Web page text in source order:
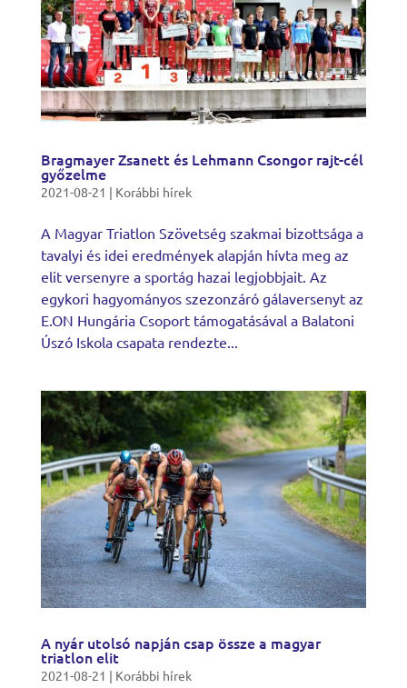
Bragmayer Zsanett és Lehmann Csongor rajt-cél
győzelme
2021-08-21 | Korábbi hírek
A Magyar Triatlon Szövetség szakmai bizottsága a
tavalyi és idei eredmények alapján hívta meg az
elit versenyre a sportág hazai legjobbjait. Az
egykori hagyományos szezonzáró gálaversenyt az
E.ON Hungária Csoport támogatásával a Balatoni
Úszó Iskola csapata rendezte...
A nyár utolsó napján csap össze a magyar
triatlon elit
2021-08-21 | Korábbi hírek